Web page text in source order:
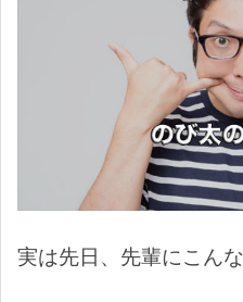
実は先日、先輩にこん